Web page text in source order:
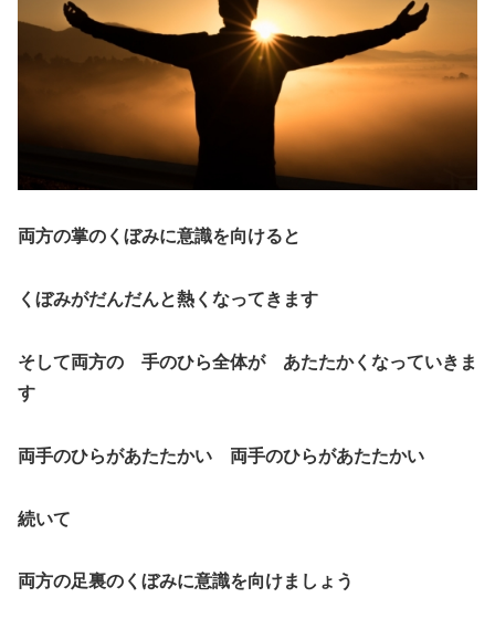
両方の掌のくぼみに意識を向けると
くぼみがだんだんと熱くなってきます
そして両方の 手のひら全体が あたたかくなっていきま
す
両手のひらがあたたかい 両手のひらがあたたかい
続いて
両方の足裏のくぼみに意識を向けましょう